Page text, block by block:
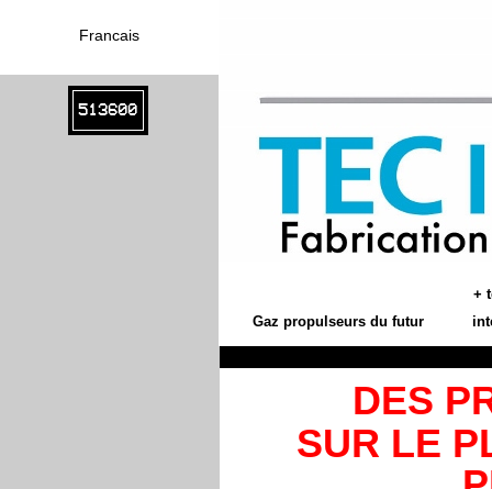
Francais
513600
Gaz propulseurs du futur
+
DES
SUR LE